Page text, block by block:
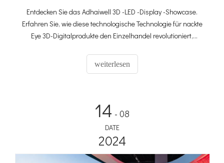
Entdecken Sie das Adhaiwell 3D -LED -Display -Showcase.
Erfahren Sie, wie diese technologische Technologie für nackte
Eye 3D-Digitalprodukte den Einzelhandel revolutioniert,
immersiven Produktdisplays mit virtuellen Methoden fördert.
weiterlesen
14 - 08
DATE
2024